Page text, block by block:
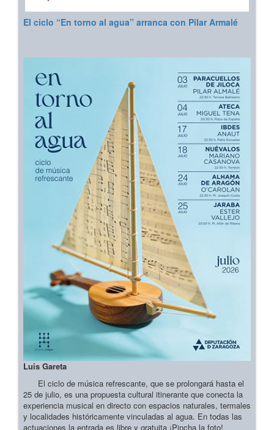
El ciclo “En torno al agua” arranca con Pilar Armalé
Luis Gareta
El ciclo de música refrescante, que se prolongará hasta el
25 de julio, es una propuesta cultural itinerante que conecta la
experiencia musical en directo con espacios naturales, termales
y localidades históricamente vinculadas al agua. En todas las
actuaciones la entrada es libre y gratuita ¡Pincha la foto!